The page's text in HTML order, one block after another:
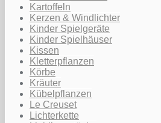
Kartoffeln
Kerzen & Windlichter
Kinder Spielgeräte
Kinder Spielhäuser
Kissen
Kletterpflanzen
Körbe
Kräuter
Kübelpflanzen
Le Creuset
Lichterkette